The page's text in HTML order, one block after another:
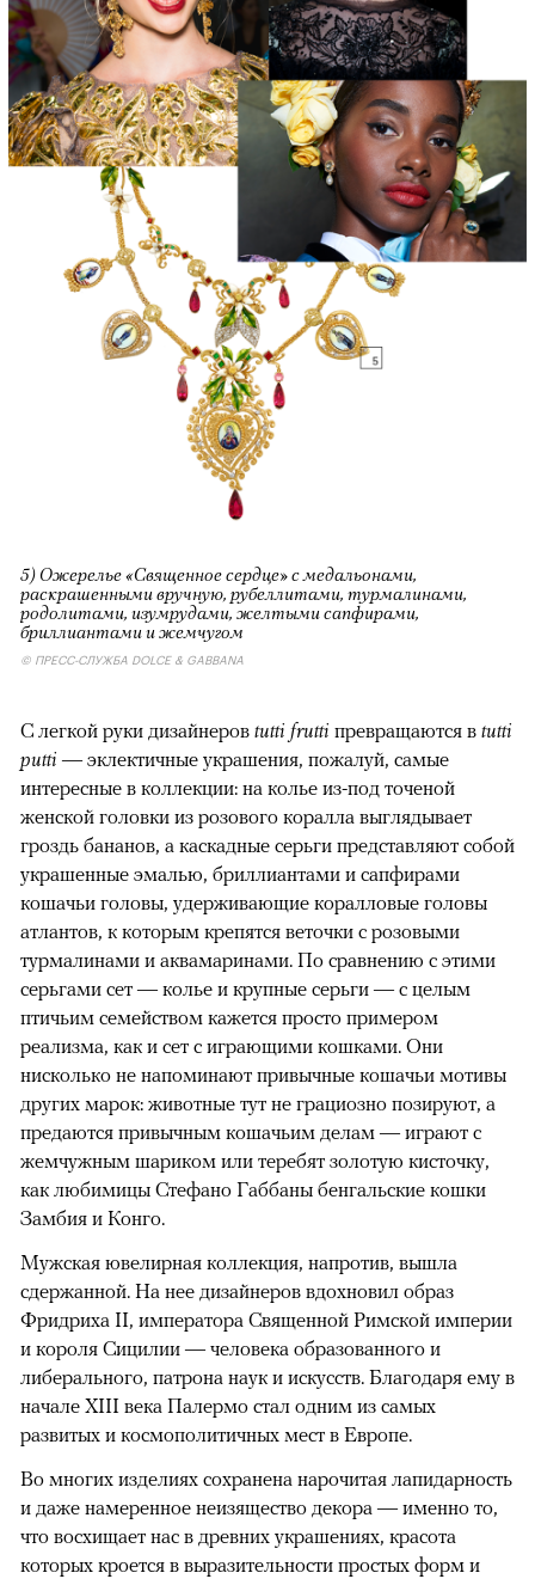
5) Ожерелье «Священное сердце» с медальонами,
раскрашенными вручную, рубеллитами, турмалинами,
родолитами, изумрудами, желтыми сапфирами,
бриллиантами и жемчугом
© ПРЕСС-СЛУЖБА DOLCE & GABBANA
С легкой руки дизайнеров tutti frutti превращаются в tutti
putti — эклектичные украшения, пожалуй, самые
интересные в коллекции: на колье из-под точеной
женской головки из розового коралла выглядывает
гроздь бананов, а каскадные серьги представляют собой
украшенные эмалью, бриллиантами и сапфирами
кошачьи головы, удерживающие коралловые головы
атлантов, к которым крепятся веточки с розовыми
турмалинами и аквамаринами. По сравнению с этими
серьгами сет — колье и крупные серьги — с целым
птичьим семейством кажется просто примером
реализма, как и сет с играющими кошками. Они
нисколько не напоминают привычные кошачьи мотивы
других марок: животные тут не грациозно позируют, а
предаются привычным кошачьим делам — играют с
жемчужным шариком или теребят золотую кисточку,
как любимицы Стефано Габбаны бенгальские кошки
Замбия и Конго.
Мужская ювелирная коллекция, напротив, вышла
сдержанной. На нее дизайнеров вдохновил образ
Фридриха II, императора Священной Римской империи
и короля Сицилии — человека образованного и
либерального, патрона наук и искусств. Благодаря ему в
начале XIII века Палермо стал одним из самых
развитых и космополитичных мест в Европе.
Во многих изделиях сохранена нарочитая лапидарность
и даже намеренное неизящество декора — именно то,
что восхищает нас в древних украшениях, красота
которых кроется в выразительности простых форм и